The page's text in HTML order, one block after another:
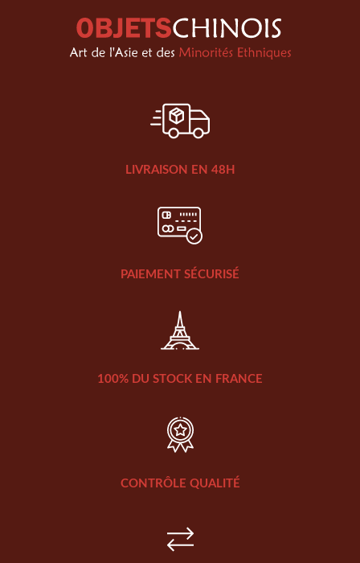
LIVRAISON EN 48H
PAIEMENT SÉCURISÉ
100% DU STOCK EN FRANCE
CONTRÔLE QUALITÉ